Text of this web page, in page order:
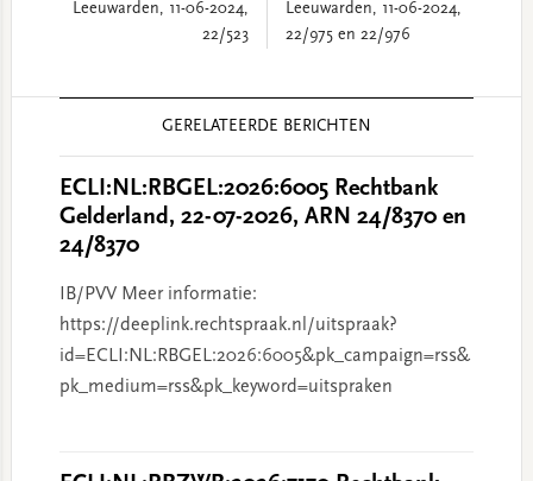
Leeuwarden, 11-06-2024,
22/523
Leeuwarden, 11-06-2024,
22/975 en 22/976
GERELATEERDE BERICHTEN
ECLI:NL:RBGEL:2026:6005 Rechtbank
Gelderland, 22-07-2026, ARN 24/8370 en
24/8370
IB/PVV Meer informatie:
https://deeplink.rechtspraak.nl/uitspraak?
id=ECLI:NL:RBGEL:2026:6005&pk_campaign=rss&
pk_medium=rss&pk_keyword=uitspraken